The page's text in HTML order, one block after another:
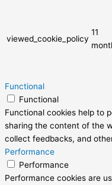
viewed_cookie_policy
11
Functional
Functional
Functional cookies help to
sharing the content of the
collect feedbacks, and
Performance
Performance
Performance cookies are